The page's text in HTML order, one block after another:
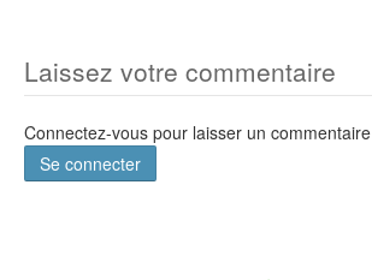
Laissez votre commentaire
Connectez-vous pour laisser un commentaire
Se connecter